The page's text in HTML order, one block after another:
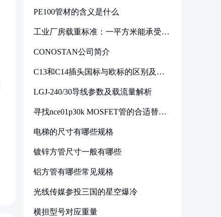
PE100管材的含义是什么
工业厂房载重标准：一平方米能承受多
CONOSTAN公司简介
C13和C14插头国标与欧标的区别及其
LGJ-240/30导线参数及载流量解析
寻找nce01p30k MOSFET管的合适替代
电梯的尺寸有哪些规格
镀锌方管尺寸一般有哪些
铝方管有哪些常见规格
光线传媒参投三国的星空爆冷
横担型号对应重量